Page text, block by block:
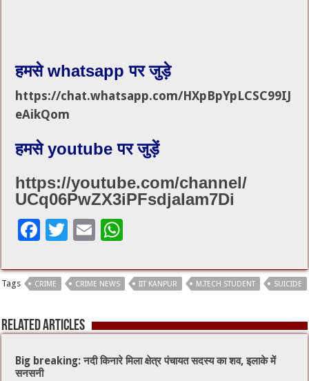
हमसे whatsapp पर जुड़े
https://chat.whatsapp.com/HXpBpYpLCSC99IJ
eAikQom
हमसे youtube पर जुड़ें
https://youtube.com/channel/
UCq06PwZX3iPFsdjaIam7Di
F
e
b
o
o
k
T
tt
er
E
ai
l
at
sA
p
p
Tags CRIME CRIME NEWS IIT KANPUR M.TECH STUDENT SUICIDE
Related Articles
Big breaking: नदी किनारे मिला क्षेत्र पंचायत सदस्य का शव, इलाके में
सनसनी